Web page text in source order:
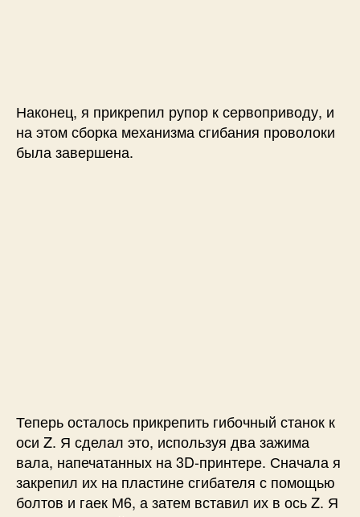
Наконец, я прикрепил рупор к сервоприводу, и
на этом сборка механизма сгибания проволоки
была завершена.
Теперь осталось прикрепить гибочный станок к
оси Z. Я сделал это, используя два зажима
вала, напечатанных на 3D-принтере. Сначала я
закрепил их на пластине сгибателя с помощью
болтов и гаек М6, а затем вставил их в ось Z. Я